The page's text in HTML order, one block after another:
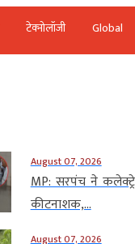
टेक्‍नोलॉजी Global
August 07, 2026
MP: सरपंच ने
कीटनाशक,...
August 07, 2026